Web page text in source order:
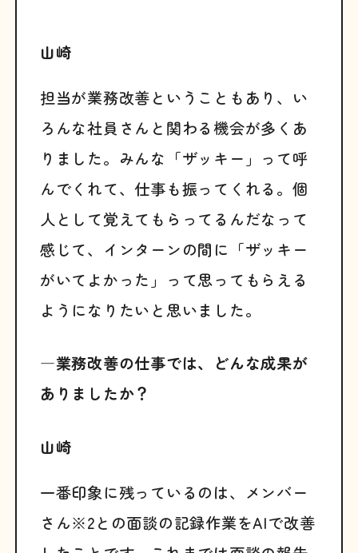
山崎
担当が業務改善ということもあり、い
ろんな社員さんと関わる機会が多くあ
りました。みんな「ザッキー」って呼
んでくれて、仕事も振ってくれる。個
人として覚えてもらってるんだなって
感じて、インターンの間に「ザッキー
がいてよかった」って思ってもらえる
ようになりたいと思いました。
―業務改善の仕事では、どんな成果が
ありましたか？
山崎
一番印象に残っているのは、メンバー
さん※2との面談の記録作業をAIで改善